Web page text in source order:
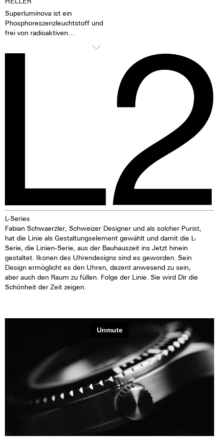
Superluminova ist ein
Phosphoreszenzleuchtstoff und
frei von radioaktiven
hundert mal heller als andere
L-Series
Fabian Schwaerzler, Schweizer Designer und als solcher Purist,
hat die Linie als Gestaltungselement gewählt und damit die L-
Serie, die Linien-Serie, aus der Bauhauszeit ins Jetzt hinein
gestaltet. Ikonen des Uhrendesigns sind es geworden. Sein
Design ermöglicht es den Uhren, dezent anwesend zu sein,
aber auch den Raum zu füllen. Folge der Linie. Sie wird Dir die
Schönheit der Zeit zeigen.